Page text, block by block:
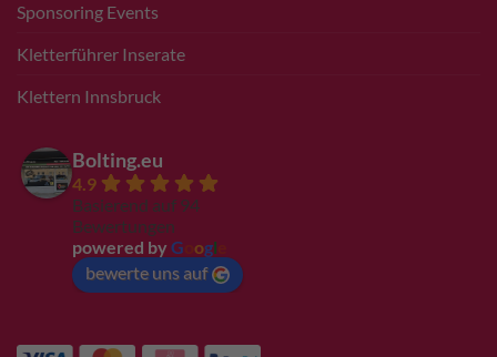
Sponsoring Events
Kletterführer Inserate
Klettern Innsbruck
Bolting.eu
4.9
Basierend auf 94
Bewertungen
powered by G ogl
bewerte uns auf